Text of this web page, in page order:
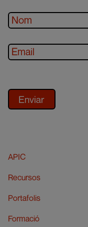
APIC
Recursos
Portafolis
Formació